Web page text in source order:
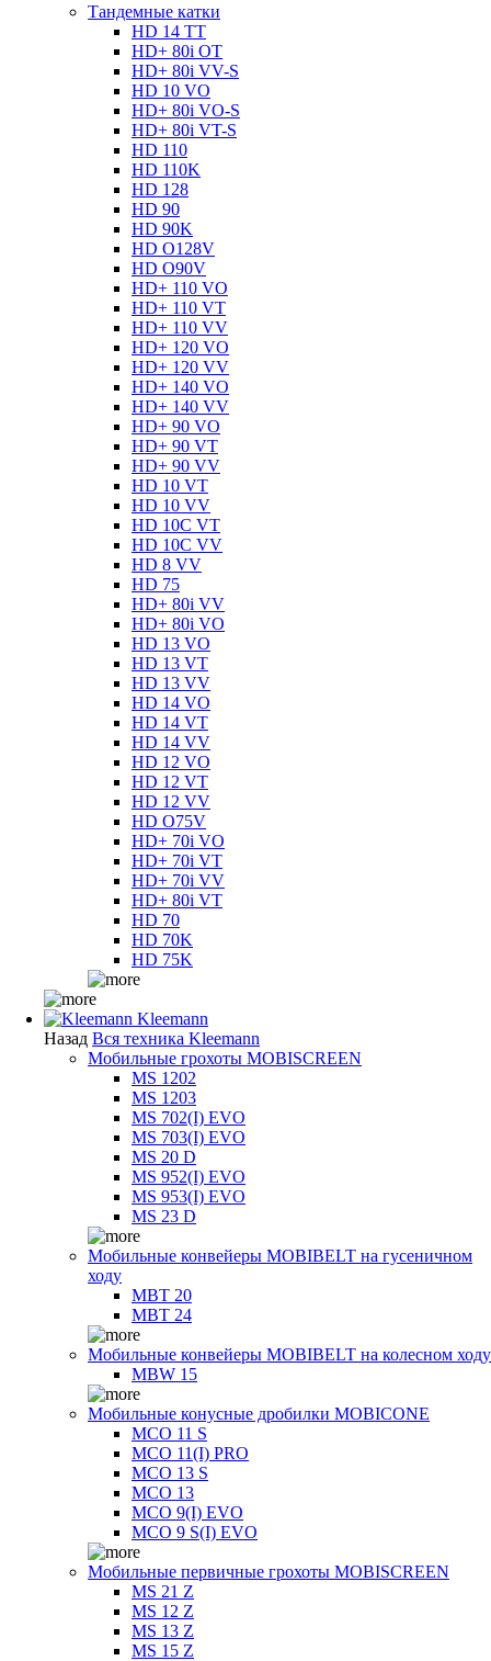
Тандемные катки
HD 14 TT
HD+ 80i OT
HD+ 80i VV-S
HD 10 VO
HD+ 80i VO-S
HD+ 80i VT-S
HD 110
HD 110K
HD 128
HD 90
HD 90K
HD O128V
HD O90V
HD+ 110 VO
HD+ 110 VT
HD+ 110 VV
HD+ 120 VO
HD+ 120 VV
HD+ 140 VO
HD+ 140 VV
HD+ 90 VO
HD+ 90 VT
HD+ 90 VV
HD 10 VT
HD 10 VV
HD 10C VT
HD 10C VV
HD 8 VV
HD 75
HD+ 80i VV
HD+ 80i VO
HD 13 VO
HD 13 VT
HD 13 VV
HD 14 VO
HD 14 VT
HD 14 VV
HD 12 VO
HD 12 VT
HD 12 VV
HD O75V
HD+ 70i VO
HD+ 70i VT
HD+ 70i VV
HD+ 80i VT
HD 70
HD 70K
HD 75K
Kleemann
Назад Вся техника Kleemann
Мобильные грохоты MOBISCREEN
MS 1202
MS 1203
MS 702(I) EVO
MS 703(I) EVO
MS 20 D
MS 952(I) EVO
MS 953(I) EVO
MS 23 D
Мобильные конвейеры MOBIBELT на гусеничном
ходу
MBT 20
MBT 24
Мобильные конвейеры MOBIBELT на колесном ходу
MBW 15
Мобильные конусные дробилки MOBICONE
MCO 11 S
MCO 11(I) PRO
MCO 13 S
MCO 13
MCO 9(I) EVO
MCO 9 S(I) EVO
Мобильные первичные грохоты MOBISCREEN
MS 21 Z
MS 12 Z
MS 13 Z
MS 15 Z